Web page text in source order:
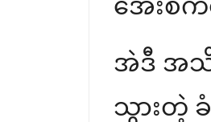
အေးစ
အဲဒီ အသိ
သွားတဲ့ ခံ